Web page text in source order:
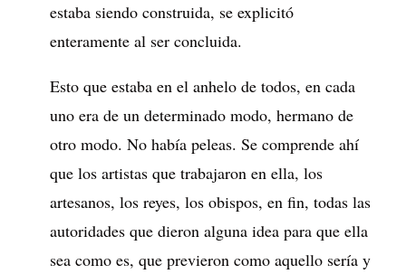
estaba siendo construida, se explicitó
enteramente al ser concluida.
Esto que estaba en el anhelo de todos, en cada
uno era de un determinado modo, hermano de
otro modo. No había peleas. Se comprende ahí
que los artistas que trabajaron en ella, los
artesanos, los reyes, los obispos, en fin, todas las
autoridades que dieron alguna idea para que ella
sea como es, que previeron como aquello sería y